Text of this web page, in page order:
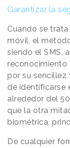
Garantizar la
Cuando se
móvil, el
siendo el SMS,
reconocimiento
por su sencillez
de identificarse
alrededor del
que la otra
biométrica,
De cualquier